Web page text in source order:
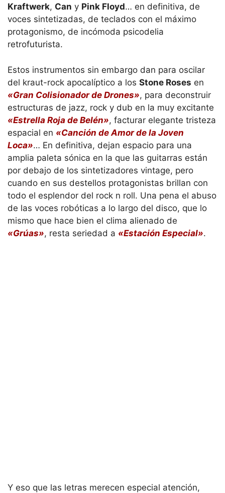
Kraftwerk, Can y Pink Floyd… en definitiva, de
voces sintetizadas, de teclados con el máximo
protagonismo, de incómoda psicodelia
retrofuturista.
Estos instrumentos sin embargo dan para oscilar
del kraut-rock apocalíptico a los Stone Roses en
«Gran Colisionador de Drones», para deconstruir
estructuras de jazz, rock y dub en la muy excitante
«Estrella Roja de Belén», facturar elegante tristeza
espacial en «Canción de Amor de la Joven
Loca»… En definitiva, dejan espacio para una
amplia paleta sónica en la que las guitarras están
por debajo de los sintetizadores vintage, pero
cuando en sus destellos protagonistas brillan con
todo el esplendor del rock n roll. Una pena el abuso
de las voces robóticas a lo largo del disco, que lo
mismo que hace bien el clima alienado de
«Grúas», resta seriedad a «Estación Especial».
Y eso que las letras merecen especial atención,